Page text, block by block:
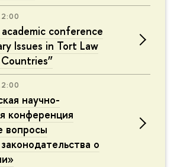
conference
Issues in Tort Law
научно-
конференция
вопросы
о